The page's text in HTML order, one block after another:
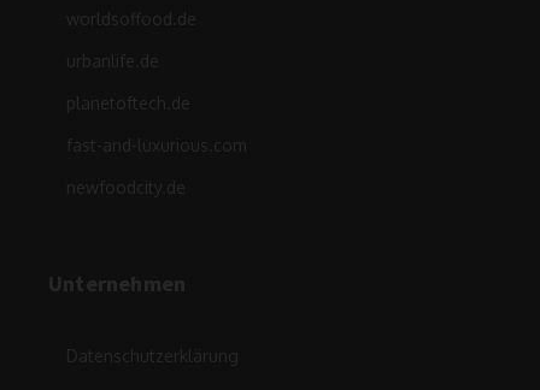
worldsoffood.de
urbanlife.de
planetoftech.de
fast-and-luxurious.com
newfoodcity.de
Unternehmen
Datenschutzerklärung